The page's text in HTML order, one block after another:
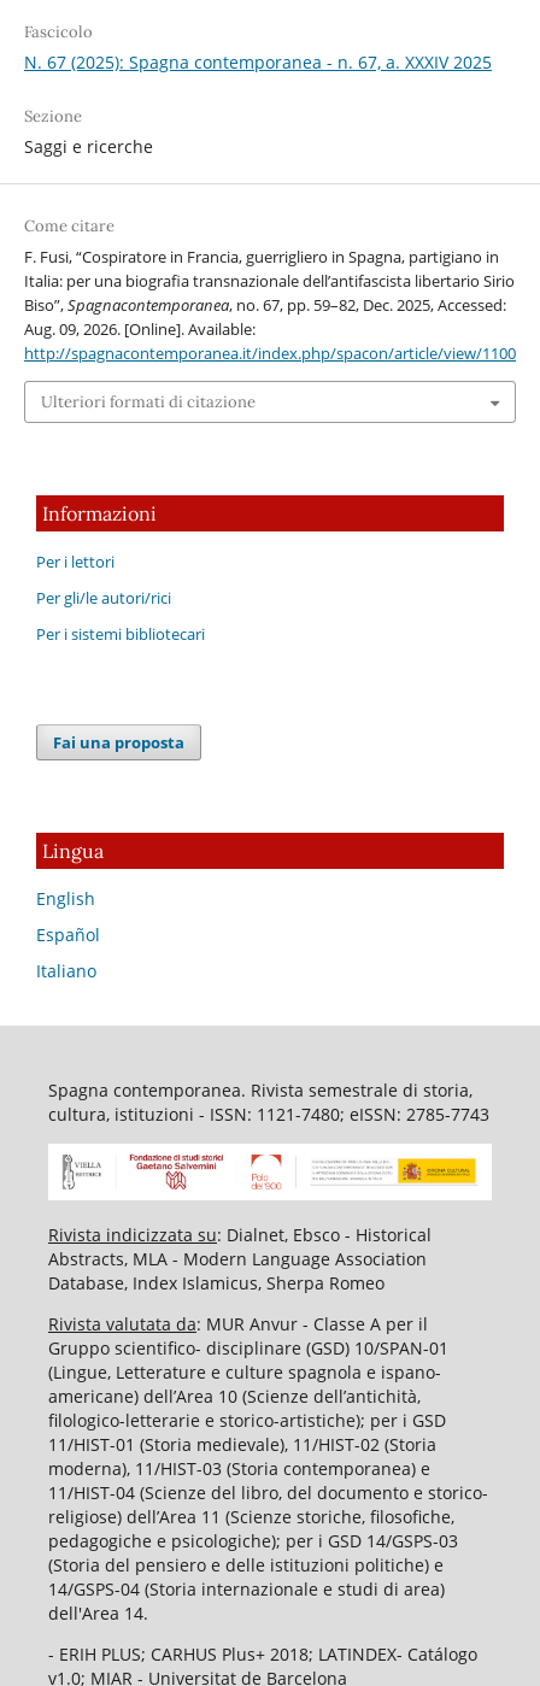
Fascicolo
N. 67 (2025): Spagna contemporanea - n. 67, a. XXXIV 2025
Sezione
Saggi e ricerche
Come citare
F. Fusi, “Cospiratore in Francia, guerrigliero in Spagna, partigiano in
Italia: per una biografia transnazionale dell’antifascista libertario Sirio
Biso”,Spagnacontemporanea, no. 67, pp. 59–82, Dec. 2025, Accessed:
Aug. 09, 2026. [Online]. Available:
http://spagnacontemporanea.it/index.php/spacon/article/view/1100
Ulteriori formati di citazione
Informazioni
Per i lettori
Per gli/le autori/rici
Per i sistemi bibliotecari
Fai una proposta
Lingua
English
Español
Italiano
Spagna contemporanea. Rivista semestrale di storia,
cultura, istituzioni - ISSN: 1121-7480; eISSN: 2785-7743
Rivista indicizzata su: Dialnet, Ebsco - Historical
Abstracts, MLA - Modern Language Association
Database, Index Islamicus, Sherpa Romeo
Rivista valutata da: MUR Anvur - Classe A per il
Gruppo scientifico- disciplinare (GSD) 10/SPAN-01
(Lingue, Letterature e culture spagnola e ispano-
americane) dell’Area 10 (Scienze dell’antichità,
filologico-letterarie e storico-artistiche); per i GSD
11/HIST-01 (Storia medievale), 11/HIST-02 (Storia
moderna), 11/HIST-03 (Storia contemporanea) e
11/HIST-04 (Scienze del libro, del documento e storico-
religiose) dell’Area 11 (Scienze storiche, filosofiche,
pedagogiche e psicologiche); per i GSD 14/GSPS-03
(Storia del pensiero e delle istituzioni politiche) e
14/GSPS-04 (Storia internazionale e studi di area)
dell'Area 14.
- ERIH PLUS; CARHUS Plus+ 2018; LATINDEX- Catálogo
v1.0; MIAR - Universitat de Barcelona